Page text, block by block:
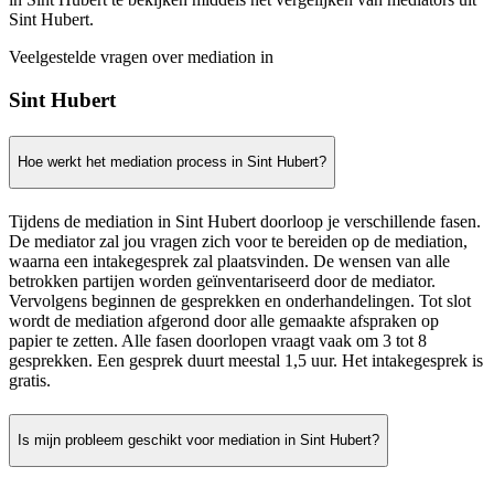
Sint Hubert.
Veelgestelde vragen over mediation in
Sint Hubert
Hoe werkt het mediation process in Sint Hubert?
Tijdens de mediation in Sint Hubert doorloop je verschillende fasen.
De mediator zal jou vragen zich voor te bereiden op de mediation,
waarna een intakegesprek zal plaatsvinden. De wensen van alle
betrokken partijen worden geïnventariseerd door de mediator.
Vervolgens beginnen de gesprekken en onderhandelingen. Tot slot
wordt de mediation afgerond door alle gemaakte afspraken op
papier te zetten. Alle fasen doorlopen vraagt vaak om 3 tot 8
gesprekken. Een gesprek duurt meestal 1,5 uur. Het intakegesprek is
gratis.
Is mijn probleem geschikt voor mediation in Sint Hubert?